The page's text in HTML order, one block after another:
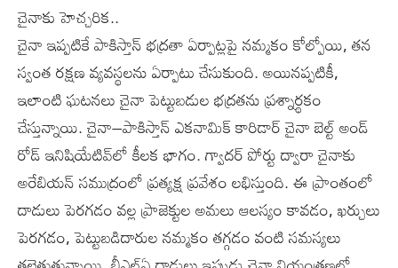
చైనాకు హెచ్చరిక..
చైనా ఇప్పటికే పాకిస్తాన్‌ భద్రతా ఏర్పాట్లపై నమ్మకం కోల్పోయి, తన
స్వంత రక్షణ వ్యవస్థలను ఏర్పాటు చేసుకుంది. అయినప్పటికీ,
ఇలాంటి ఘటనలు చైనా పెట్టుబడుల భద్రతను ప్రశ్నార్థకం
చేస్తున్నాయి. చైనా–పాకిస్తాన్‌ ఎకనామిక్‌ కారిడార్‌ చైనా బెల్ట్‌ అండ్‌
రోడ్‌ ఇనిషియేటివ్‌లో కీలక భాగం. గ్వాదర్‌ పోర్టు ద్వారా చైనాకు
అరేబియన్‌ సముద్రంలో ప్రత్యక్ష ప్రవేశం లభిస్తుంది. ఈ ప్రాంతంలో
దాడులు పెరగడం వల్ల ప్రాజెక్టుల అమలు ఆలస్యం కావడం, ఖర్చులు
పెరగడం, పెట్టుబడిదారుల నమ్మకం తగ్గడం వంటి సమస్యలు